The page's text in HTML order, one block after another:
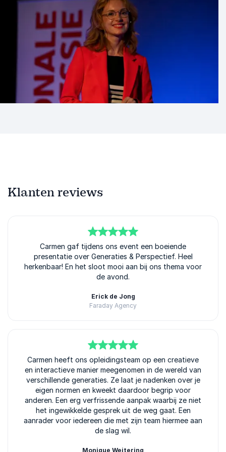
Klanten reviews
van5
Carmen gaf tijdens ons event een boeiende
presentatie over Generaties & Perspectief. Heel
herkenbaar! En het sloot mooi aan bij ons thema voor
de avond.
Erick de Jong
Faraday Agency
5van5
Carmen heeft ons opleidingsteam op een creatieve
en interactieve manier meegenomen in de wereld van
verschillende generaties. Ze laat je nadenken over je
eigen normen en kweekt daardoor begrip voor
anderen. Een erg verfrissende aanpak waarbij ze niet
het ingewikkelde gesprek uit de weg gaat. Een
aanrader voor iedereen die met zijn team hiermee aan
de slag wil.
Monique Weitering